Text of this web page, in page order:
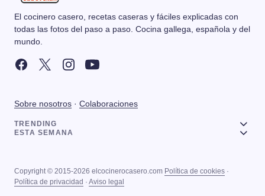
El cocinero casero, recetas caseras y fáciles explicadas con
todas las fotos del paso a paso. Cocina gallega, española y del
mundo.
Sobre nosotros · Colaboraciones
TRENDING
ESTA SEMANA
Copyright © 2015-2026 elcocinerocasero.com Política de cookies ·
Política de privacidad · Aviso legal